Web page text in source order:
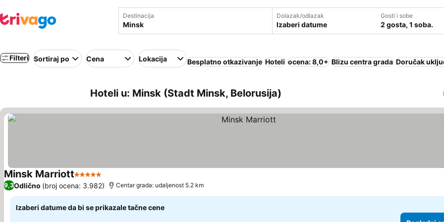
Destinacija Dolazak/odlazak
Izaberi datume
Gosti i sobe
2 gosta, 1 soba.
Filteri Sortiraj po Cena Lokacija Besplatno otkazivanje Hoteli ocena: 8,0+ Blizu centra grada Doručak
Hoteli u: Minsk (Stadt Minsk, Belorusija)
Minsk Marriott5 Zvezdice
9,3Odlično (broj ocena: 3.982) Centar grada: udaljenost 5.2 km
Izaberi datume da bi se prikazale tačne cene